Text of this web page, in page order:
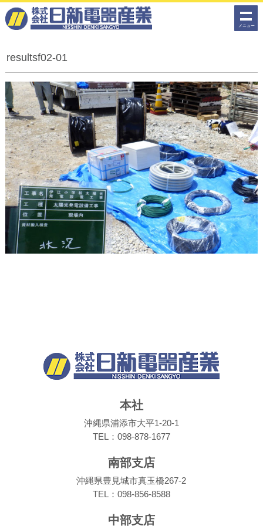
メニュー
2020年02月03日
resultsf02-01
本社
沖縄県浦添市大平1-20-1
TEL：098-878-1677
南部支店
沖縄県豊見城市真玉橋267-2
TEL：098-856-8588
中部支店